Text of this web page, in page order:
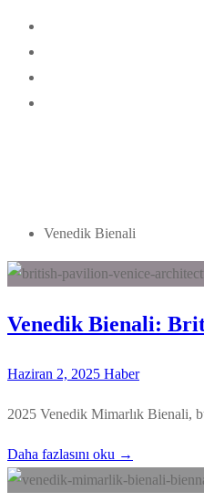
Venedik Bienali
Venedik Bienali:
Haziran 2, 2025 Haber
2025 Venedik Mimarlık Bienali,
Daha fazlasını oku →